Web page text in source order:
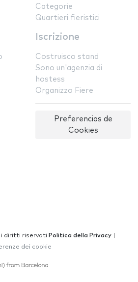
Categorie
Quartieri fieristici
Iscrizione
Costruisco stand
Sono un'agenzia di
hostess
Organizzo Fiere
Preferencias de
Cookies
i diritti riservati Politica della Privacy
dei cookie